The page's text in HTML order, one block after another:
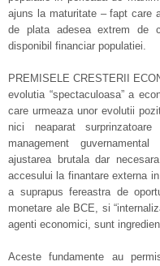
ajuns la maturitate – fapt care
de plata adesea extrem de
disponibil financiar populatiei.
PREMISELE CRESTERII
evolutia “spectaculoasa” a
care urmeaza unor evolutii
nici neaparat
management
ajustarea brutala dar
accesului la finantare externa
a suprapus fereastra de
monetare ale BCE, si
agenti economici, sunt
Aceste fundamente au